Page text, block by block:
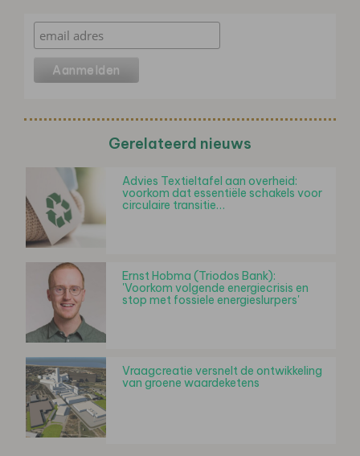
Gerelateerd nieuws
Advies Textieltafel aan overheid:
voorkom dat essentiële schakels voor
circulaire transitie…
Ernst Hobma (Triodos Bank):
'Voorkom volgende energiecrisis en
stop met fossiele energieslurpers'
Vraagcreatie versnelt de ontwikkeling
van groene waardeketens